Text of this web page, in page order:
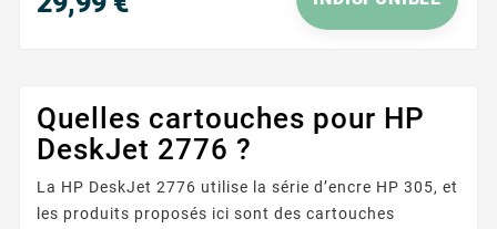
Quelles cartouches pour HP
DeskJet 2776 ?
La HP DeskJet 2776 utilise la série d’encre HP 305, et
les produits proposés ici sont des cartouches